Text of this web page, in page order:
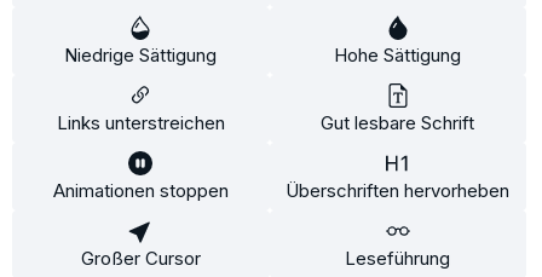
* Alle Preise inkl. gesetzl. Mehrwertsteuer zzgl.
und ggf. Nachnahmegebühren, wenn
Niedrige Sättigung Hohe Sättigung
Links unterstreichen Gut lesbare Schrift
Animationen stoppen Überschriften hervorheben
Großer Cursor Leseführung
Diese Website verwendet Cookies, um eine bestmögliche
Erfahrung bieten zu können.
Mehr Informationen ...